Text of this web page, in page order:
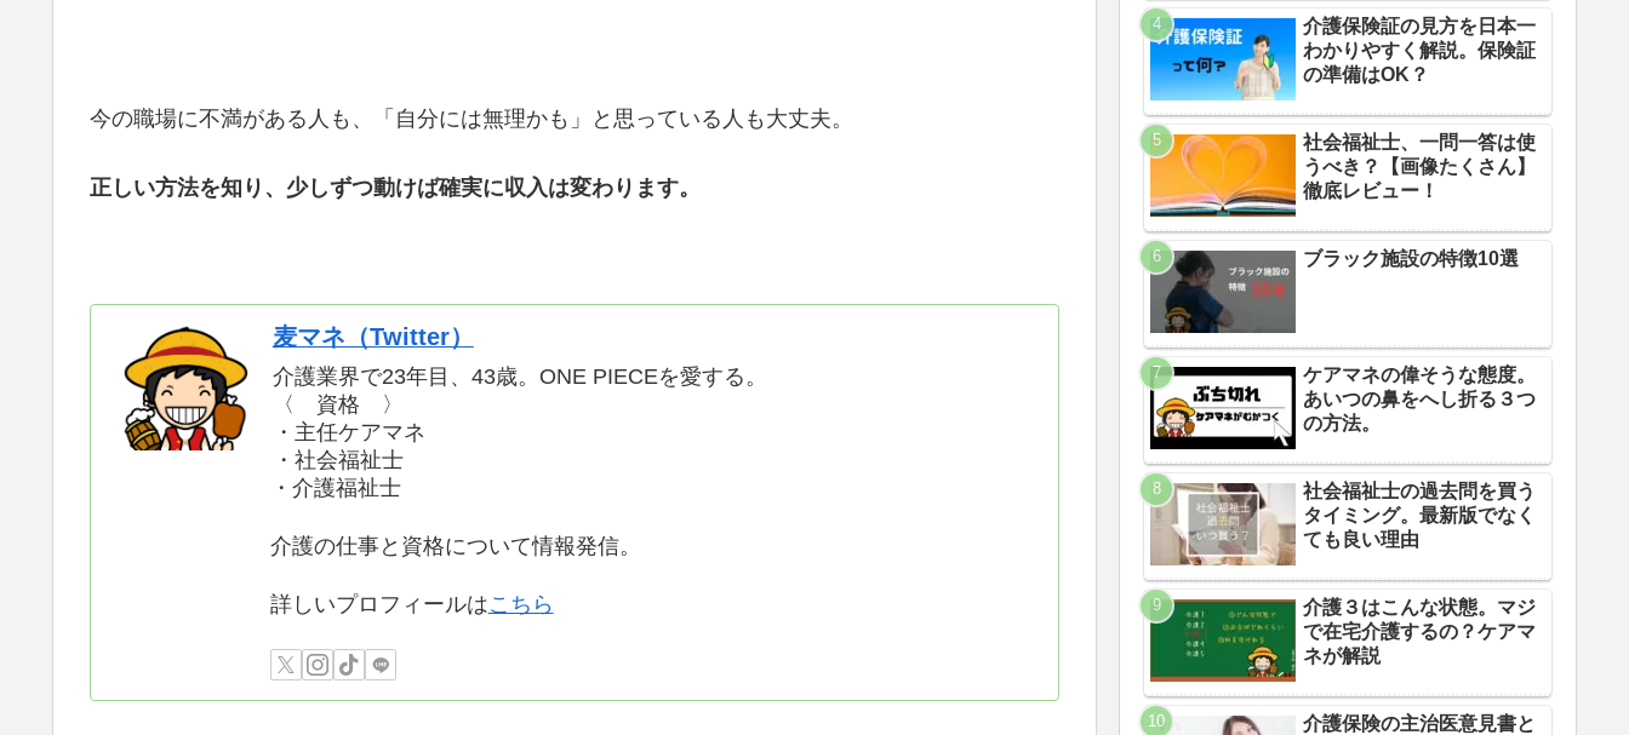
今の職場に不満がある人も、「自分には無理かも」と思っている人も大丈夫。
正しい方法を知り、少しずつ動けば確実に収入は変わります。
麦マネ（Twitter）
介護業界で23年目、43歳。ONE PIECEを愛する。
〈 資格 〉
・主任ケアマネ
・社会福祉士
・介護福祉士
介護の仕事と資格について情報発信。
詳しいプロフィールはこちら
介護保険証の見方を日本一
わかりやすく解説。保険証
の準備はOK？
社会福祉士、一問一答は使
うべき？【画像たくさん】
徹底レビュー！
ブラック施設の特徴10選
ケアマネの偉そうな態度。
あいつの鼻をへし折る３つ
の方法。
社会福祉士の過去問を買う
タイミング。最新版でなく
ても良い理由
介護３はこんな状態。マジ
で在宅介護するの？ケアマ
ネが解説
介護保険の主治医意見書と